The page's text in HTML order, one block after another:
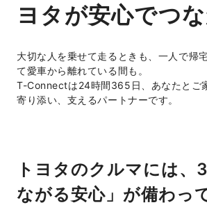
ヨタが安心でつな
大切な人を乗せて走るときも、一人で帰
て愛車から離れている間も。
T-Connectは24時間365日、あなたとご
寄り添い、支えるパートナーです。
トヨタのクルマには、
ながる安心」が備わっ